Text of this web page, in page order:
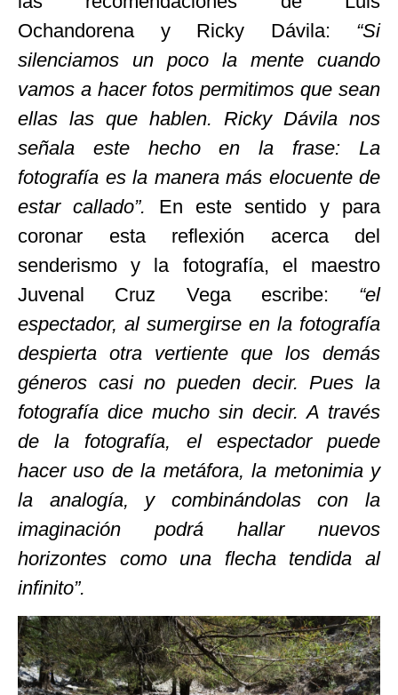
Ochandorena y Ricky Dávila: “Si
silenciamos un poco la mente cuando
vamos a hacer fotos permitimos que sean
ellas las que hablen. Ricky Dávila nos
señala este hecho en la frase: La
fotografía es la manera más elocuente de
estar callado”. En este sentido y para
coronar esta reflexión acerca del
senderismo y la fotografía, el maestro
Juvenal Cruz Vega escribe: “el
espectador, al sumergirse en la fotografía
despierta otra vertiente que los demás
géneros casi no pueden decir. Pues la
fotografía dice mucho sin decir. A través
de la fotografía, el espectador puede
hacer uso de la metáfora, la metonimia y
la analogía, y combinándolas con la
imaginación podrá hallar nuevos
horizontes como una flecha tendida al
infinito”.